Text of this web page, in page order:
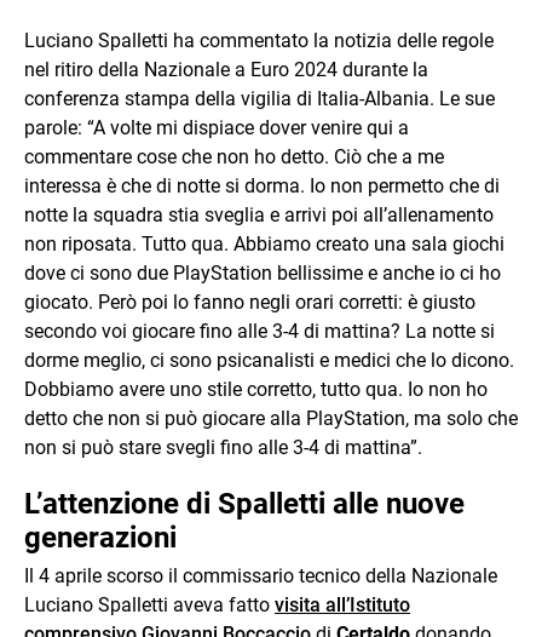
Luciano Spalletti ha commentato la notizia delle regole
nel ritiro della Nazionale a Euro 2024 durante la
conferenza stampa della vigilia di Italia-Albania. Le sue
parole: “A volte mi dispiace dover venire qui a
commentare cose che non ho detto. Ciò che a me
interessa è che di notte si dorma. Io non permetto che di
notte la squadra stia sveglia e arrivi poi all’allenamento
non riposata. Tutto qua. Abbiamo creato una sala giochi
dove ci sono due PlayStation bellissime e anche io ci ho
giocato. Però poi lo fanno negli orari corretti: è giusto
secondo voi giocare fino alle 3-4 di mattina? La notte si
dorme meglio, ci sono psicanalisti e medici che lo dicono.
Dobbiamo avere uno stile corretto, tutto qua. Io non ho
detto che non si può giocare alla PlayStation, ma solo che
non si può stare svegli fino alle 3-4 di mattina”.
L’attenzione di Spalletti alle nuove
generazioni
Il 4 aprile scorso il commissario tecnico della Nazionale
Luciano Spalletti aveva fatto visita all’Istituto